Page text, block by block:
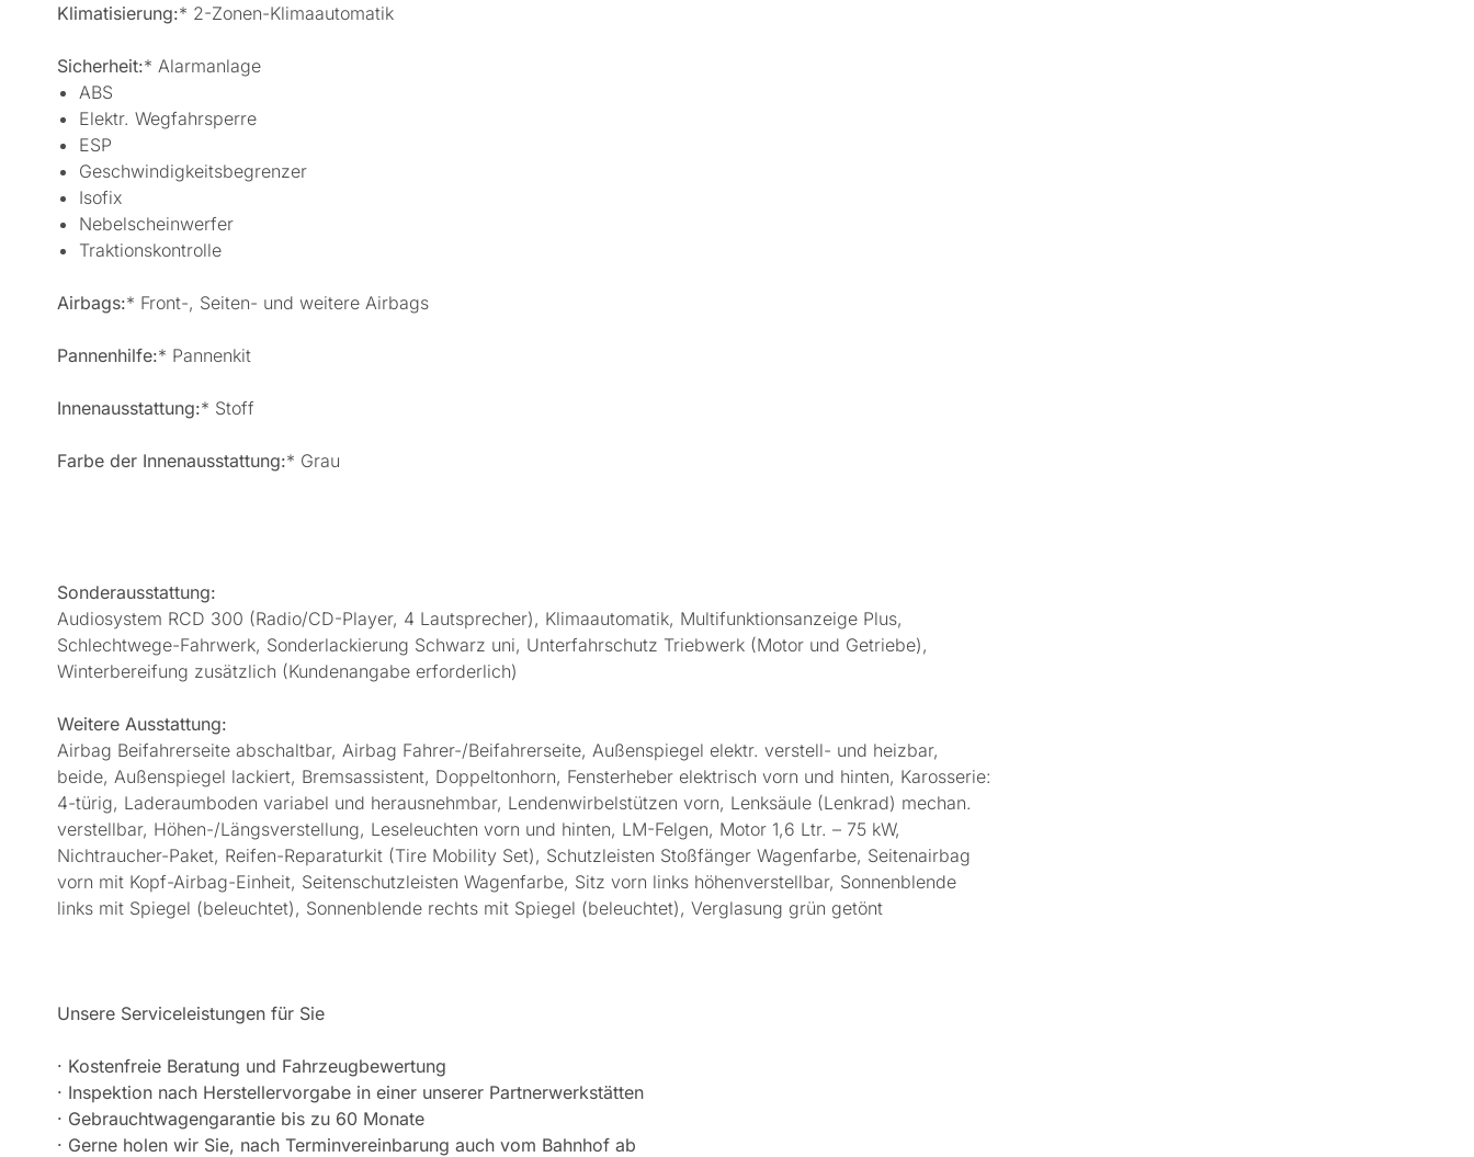
Klimatisierung:* 2-Zonen-Klimaautomatik
Sicherheit:* Alarmanlage
ABS
Elektr. Wegfahrsperre
ESP
Geschwindigkeitsbegrenzer
Isofix
Nebelscheinwerfer
Traktionskontrolle
Airbags:* Front-, Seiten- und weitere Airbags
Pannenhilfe:* Pannenkit
Innenausstattung:* Stoff
Farbe der Innenausstattung:* Grau
Sonderausstattung:
Audiosystem RCD 300 (Radio/CD-Player, 4 Lautsprecher), Klimaautomatik, Multifunktionsanzeige Plus,
Schlechtwege-Fahrwerk, Sonderlackierung Schwarz uni, Unterfahrschutz Triebwerk (Motor und Getriebe),
Winterbereifung zusätzlich (Kundenangabe erforderlich)
Weitere Ausstattung:
Airbag Beifahrerseite abschaltbar, Airbag Fahrer-/Beifahrerseite, Außenspiegel elektr. verstell- und heizbar,
beide, Außenspiegel lackiert, Bremsassistent, Doppeltonhorn, Fensterheber elektrisch vorn und hinten, Karosserie:
4-türig, Laderaumboden variabel und herausnehmbar, Lendenwirbelstützen vorn, Lenksäule (Lenkrad) mechan.
verstellbar, Höhen-/Längsverstellung, Leseleuchten vorn und hinten, LM-Felgen, Motor 1,6 Ltr. – 75 kW,
Nichtraucher-Paket, Reifen-Reparaturkit (Tire Mobility Set), Schutzleisten Stoßfänger Wagenfarbe, Seitenairbag
vorn mit Kopf-Airbag-Einheit, Seitenschutzleisten Wagenfarbe, Sitz vorn links höhenverstellbar, Sonnenblende
links mit Spiegel (beleuchtet), Sonnenblende rechts mit Spiegel (beleuchtet), Verglasung grün getönt
Unsere Serviceleistungen für Sie
· Kostenfreie Beratung und Fahrzeugbewertung
· Inspektion nach Herstellervorgabe in einer unserer Partnerwerkstätten
· Gebrauchtwagengarantie bis zu 60 Monate
· Gerne holen wir Sie, nach Terminvereinbarung auch vom Bahnhof ab